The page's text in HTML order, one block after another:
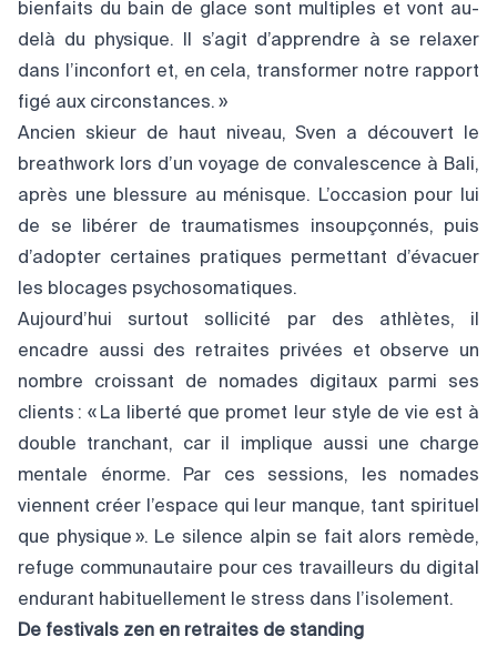
bienfaits du bain de glace sont multiples et vont au-
delà du physique. Il s’agit d’apprendre à se relaxer
dans l’inconfort et, en cela, transformer notre rapport
figé aux circonstances. »
Ancien skieur de haut niveau, Sven a découvert le
breathwork lors d’un voyage de convalescence à Bali,
après une blessure au ménisque. L’occasion pour lui
de se libérer de traumatismes insoupçonnés, puis
d’adopter certaines pratiques permettant d’évacuer
les blocages psychosomatiques.
Aujourd’hui surtout sollicité par des athlètes, il
encadre aussi des retraites privées et observe un
nombre croissant de nomades digitaux parmi ses
clients : « La liberté que promet leur style de vie est à
double tranchant, car il implique aussi une charge
mentale énorme. Par ces sessions, les nomades
viennent créer l’espace qui leur manque, tant spirituel
que physique ». Le silence alpin se fait alors remède,
refuge communautaire pour ces travailleurs du digital
endurant habituellement le stress dans l’isolement.
De festivals zen en retraites de standing